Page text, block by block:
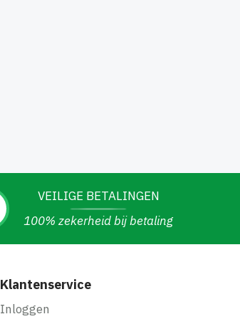
VEILIGE BETALINGEN
100% zekerheid bij betaling
Klantenservice
Inloggen